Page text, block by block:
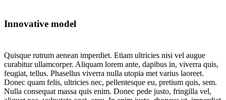
Innovative model
Quisque rutrum aenean imperdiet. Etiam ultricies nisi vel augue
curabitur ullamcorper. Aliquam lorem ante, dapibus in, viverra quis,
feugiat, tellus. Phasellus viverra nulla utopia met varius laoreet.
Donec quam felis, ultricies nec, pellentesque eu, pretium quis, sem.
Nulla consequat massa quis enim. Donec pede justo, fringilla vel,